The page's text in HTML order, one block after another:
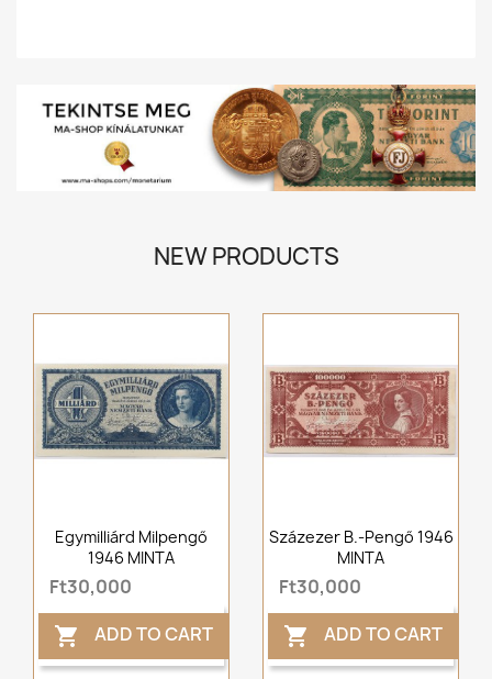
NEW PRODUCTS
Egymilliárd Milpengő
1946 MINTA
Ft30,000
 ADD TO CART
Százezer B.-Pengő 1946
MINTA
Ft30,000
 ADD TO CART